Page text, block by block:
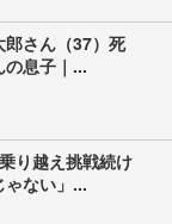
郎さん（37）死
息子｜...
り越え挑戦続け
ない」...